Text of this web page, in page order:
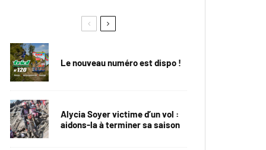
Le nouveau numéro est dispo !
Alycia Soyer victime d’un vol :
aidons-la à terminer sa saison